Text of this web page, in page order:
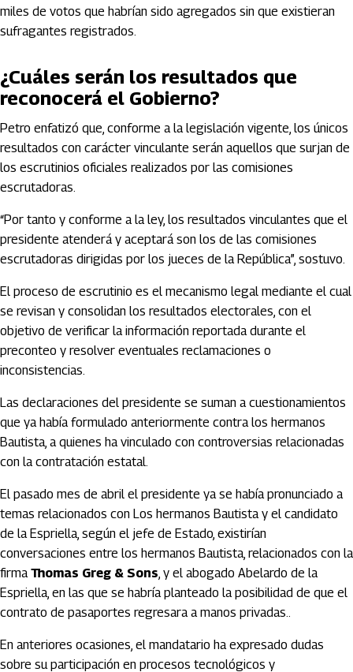
miles de votos que habrían sido agregados sin que existieran
sufragantes registrados.
¿Cuáles serán los resultados que
reconocerá el Gobierno?
Petro enfatizó que, conforme a la legislación vigente, los únicos
resultados con carácter vinculante serán aquellos que surjan de
los escrutinios oficiales realizados por las comisiones
escrutadoras.
“Por tanto y conforme a la ley, los resultados vinculantes que el
presidente atenderá y aceptará son los de las comisiones
escrutadoras dirigidas por los jueces de la República”, sostuvo.
El proceso de escrutinio es el mecanismo legal mediante el cual
se revisan y consolidan los resultados electorales, con el
objetivo de verificar la información reportada durante el
preconteo y resolver eventuales reclamaciones o
inconsistencias.
Las declaraciones del presidente se suman a cuestionamientos
que ya había formulado anteriormente contra los hermanos
Bautista, a quienes ha vinculado con controversias relacionadas
con la contratación estatal.
El pasado mes de abril el presidente ya se había pronunciado a
temas relacionados con Los hermanos Bautista y el candidato
de la Espriella, según el jefe de Estado, existirían
conversaciones entre los hermanos Bautista, relacionados con la
firmaThomas Greg & Sons, y el abogado Abelardo de la
Espriella, en las que se habría planteado la posibilidad de que el
contrato de pasaportes regresara a manos privadas..
En anteriores ocasiones, el mandatario ha expresado dudas
sobre su participación en procesos tecnológicos y